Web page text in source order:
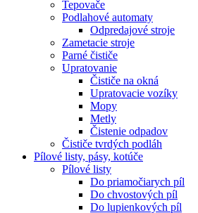
Tepovače
Podlahové automaty
Odpredajové stroje
Zametacie stroje
Parné čističe
Upratovanie
Čističe na okná
Upratovacie vozíky
Mopy
Metly
Čistenie odpadov
Čističe tvrdých podláh
Pílové listy, pásy, kotúče
Pílové listy
Do priamočiarych píl
Do chvostových píl
Do lupienkových píl